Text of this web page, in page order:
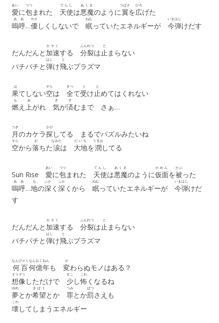
愛
あい
に包
つつ
まれた 天使
てんし
は悪魔
あくま
のように翼
つばさ
を広
ひろ
げた
嗚呼
ああ
…優
やさ
しくしないで 眠
ねむ
っていたエネルギーが 今
いま
弾
はじ
けだす
だんだんと 加速
かそく
する 分裂
ぶんれつ
は止
と
まらない
パチパチと弾
はじ
け飛
と
ぶプラズマ
果
は
てしない空
そら
は 全
すべ
て受
う
け止
と
めてはくれない
燃
も
え 上
あ
がれ 気
き
が済
す
むまで さぁ…
月
つき
のカケラ探
さが
してる まるでパズルみたいね
空
そら
から落
お
ちた涙
なみだ
は 大地
だいち
を潤
うるお
してる
Sun Rise 愛
あい
に包
つつ
まれた 天使
てんし
は悪魔
あくま
のように仮面
かめん
を被
かぶ
った
嗚呼
ああ
…地
ち
の深
ふか
く 深
ふか
くから 眠
ねむ
っていたエネルギーが 今
いま
弾
はじ
けだ
す
だんだんと 加速
かそく
する 分裂
ぶんれつ
は止
と
まらない
パチパチと弾
はじ
け飛
と
ぶプラズマ
何百
なんびゃく
何億
なんおく
年
ねん
も 変
か
わらぬモノはある？
想像
そうぞう
しただけで 少
すこ
し怖
こわ
くなるね
夢
ゆめ
とか希望
きぼう
とか 罪
つみ
とか罰
ばつ
さえも
壊
こわ
してしまうエネルギー